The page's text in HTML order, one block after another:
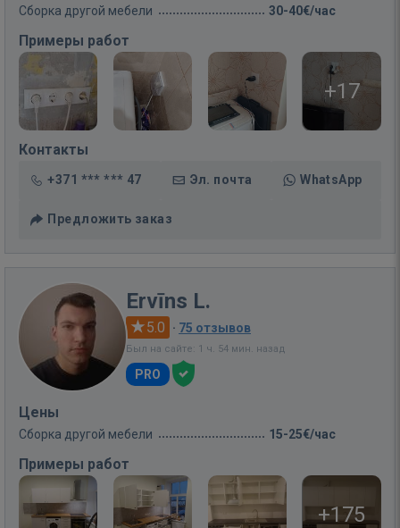
Сборка другой мебели 30-40€/час
Примеры работ
+17
Контакты
+371 *** *** 47 Эл. почта WhatsApp
Предложить заказ
Ervīns L.
5.0 · 75 отзывов
Был на сайте: 1 ч. 54 мин. назад
PRO
Цены
Сборка другой мебели 15-25€/час
Примеры работ
+175